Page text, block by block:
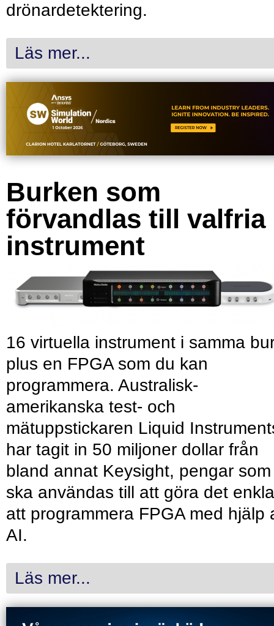
drönardetektering.
Läs mer...
Burken som
förvandlas till valfria
instrument
16 virtuella instrument i samma
plus en FPGA som du kan
programmera. Australisk-
amerikanska test- och
mätuppstickaren Liquid
har tagit in 50 miljoner dollar från
bland annat Keysight, pengar som
ska användas till att göra det
att programmera FPGA med hjälp
AI.
Läs mer...